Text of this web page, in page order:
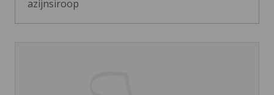
azijnsiroop